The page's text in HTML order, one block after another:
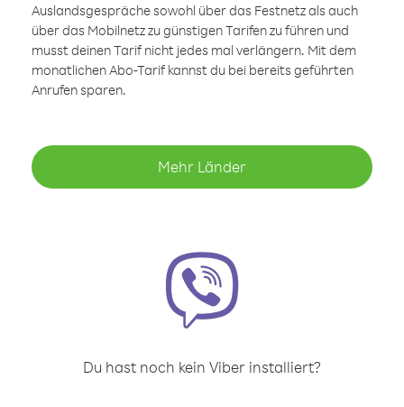
Auslandsgespräche sowohl über das Festnetz als auch
über das Mobilnetz zu günstigen Tarifen zu führen und
musst deinen Tarif nicht jedes mal verlängern. Mit dem
monatlichen Abo-Tarif kannst du bei bereits geführten
Anrufen sparen.
Mehr Länder
Du hast noch kein Viber installiert?